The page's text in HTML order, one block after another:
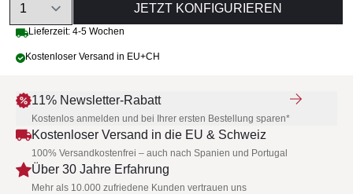
JETZT KONFIGURIEREN
Lieferzeit: 4-5 Wochen
Kostenloser Versand in EU+CH
11% Newsletter-Rabatt
Kostenlos anmelden und bei Ihrer ersten Bestellung sparen*
Kostenloser Versand in die EU & Schweiz
100% Versandkostenfrei – auch nach Spanien und Portugal
Über 30 Jahre Erfahrung
Mehr als 10.000 zufriedene Kunden vertrauen uns